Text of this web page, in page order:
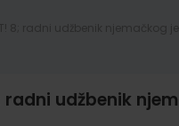
radni udžbenik